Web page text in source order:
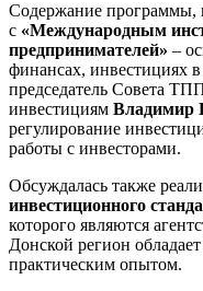
Содержание
с «Международным
предпринимателей» –
финансах, инвестициях в
председатель Совета
инвестициям Владимир
регулирование
работы с инвесторами.
Обсуждалась также
инвестиционного
которого являются
Донской регион
практическим опытом.